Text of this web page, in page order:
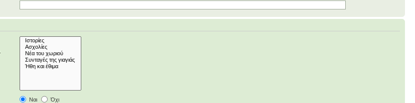
Ναι
Όχι